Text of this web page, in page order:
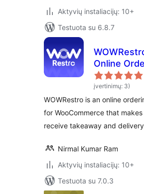
Aktyvių instaliacijų: 10+
Testuota su 6.8.7
Online
System For
įvertinimų: 3)
WOWRestro is an online
for WooCommerce that
receive takeaway and
Nirmal Kumar Ram
Aktyvių instaliacijų: 10+
Testuota su 7.0.3